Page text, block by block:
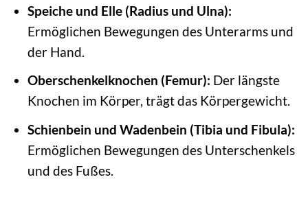
Speiche und Elle (Radius und Ulna):
Ermöglichen Bewegungen des Unterarms und
der Hand.
Oberschenkelknochen (Femur): Der längste
Knochen im Körper, trägt das Körpergewicht.
Schienbein und Wadenbein (Tibia und Fibula):
Ermöglichen Bewegungen des Unterschenkels
und des Fußes.